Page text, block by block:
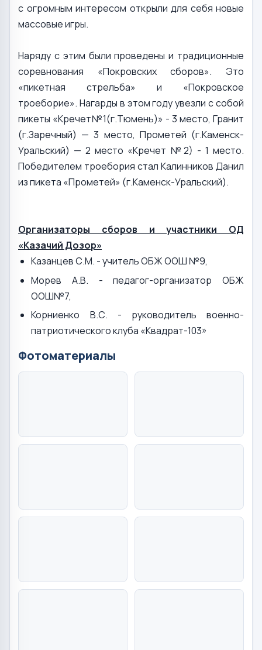
с огромным интересом открыли для себя новые
массовые игры.
Наряду с этим были проведены и традиционные
соревнования «Покровских сборов». Это
«пикетная стрельба» и «Покровское
троеборие». Нагарды в этом году увезли с собой
пикеты «Кречет№1(г.Тюмень)» - 3 место, Гранит
(г.Заречный) — 3 место, Прометей (г.Каменск-
Уральский) — 2 место «Кречет №2) - 1 место.
Победителем троебория стал Калинников Данил
из пикета «Прометей» (г.Каменск-Уральский).
Организаторы сборов и участники ОД
«Казачий Дозор»
Казанцев С.М. - учитель ОБЖ ООШ №9,
Морев А.В. - педагог-организатор ОБЖ
ООШ№7,
Корниенко В.С. - руководитель военно-
патриотического клуба «Квадрат-103»
Фотоматериалы